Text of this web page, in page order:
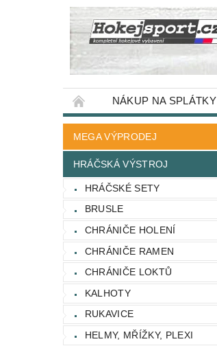
NÁKUP NA SPLÁTKY
MEGA VÝPRODEJ
HRÁČSKÁ VÝSTROJ
HRÁČSKÉ SETY
BRUSLE
CHRÁNIČE HOLENÍ
CHRÁNIČE RAMEN
CHRÁNIČE LOKTŮ
KALHOTY
RUKAVICE
HELMY, MŘÍŽKY, PLEXI